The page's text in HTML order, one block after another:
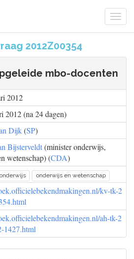
2012Z00354
mbo-docenten
2012
2012 (na 24 dagen)
Dijk(SP)
Bijsterveldt(minister onderwijs,
wetenschap) (CDA)
onderwijs en wetenschap
kv-tk-2
ah-tk-2
1427.html